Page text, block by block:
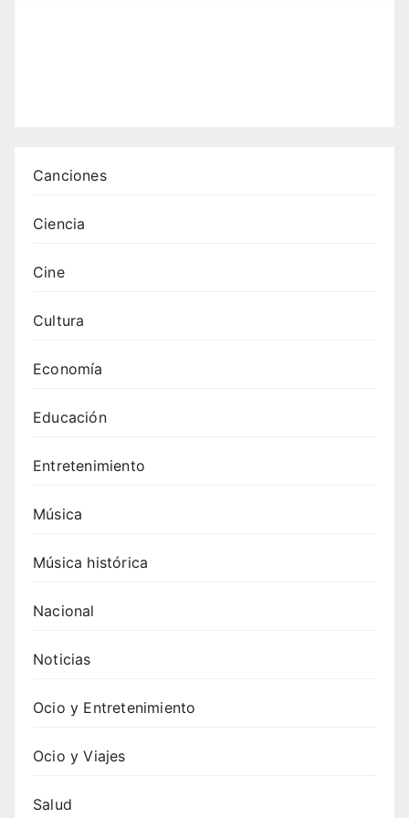
Canciones
Ciencia
Cine
Cultura
Economía
Educación
Entretenimiento
Música
Música histórica
Nacional
Noticias
Ocio y Entretenimiento
Ocio y Viajes
Salud